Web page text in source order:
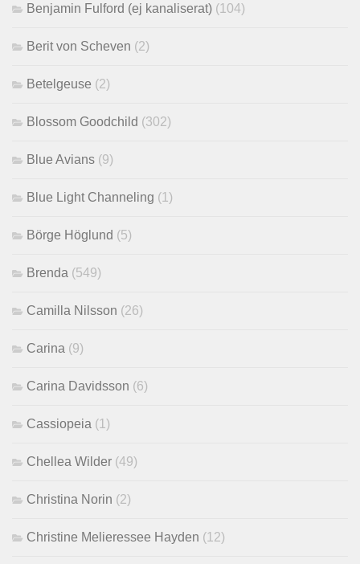
Benjamin Fulford (ej kanaliserat) (104)
Berit von Scheven (2)
Betelgeuse (2)
Blossom Goodchild (302)
Blue Avians (9)
Blue Light Channeling (1)
Börge Höglund (5)
Brenda (549)
Camilla Nilsson (26)
Carina (9)
Carina Davidsson (6)
Cassiopeia (1)
Chellea Wilder (49)
Christina Norin (2)
Christine Melieressee Hayden (12)